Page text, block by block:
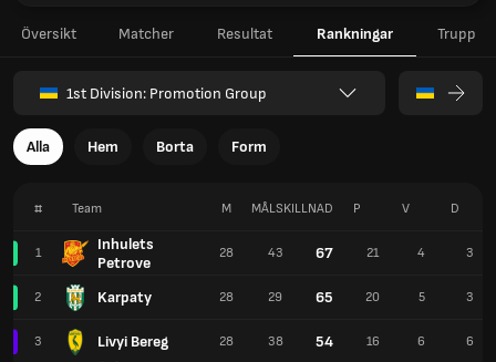
Översikt Matcher Resultat Rankningar Trupp
1st Division: Promotion Group
Alla Hem Borta Form
# Team
1
Inhulets
Petrove
2 Karpaty
3 Livyi Bereg
M MÅLSKILLNAD P V D
28 43 67 21 4 3
28 29 65 20 5 3
28 38 54 16 6 6